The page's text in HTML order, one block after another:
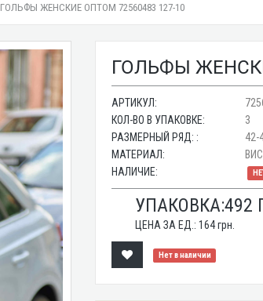
ГОЛЬФЫ ЖЕНСКИЕ ОПТОМ 72560483 127-10
ГОЛЬФЫ
АРТИКУЛ:
КОЛ-ВО В УПАКОВКЕ:
3
РАЗМЕРНЫЙ РЯД: :
МАТЕРИАЛ:
НАЛИЧИЕ:
УПАКОВКА:492
ЦЕНА ЗА ЕД.:164грн.
Нет в наличии